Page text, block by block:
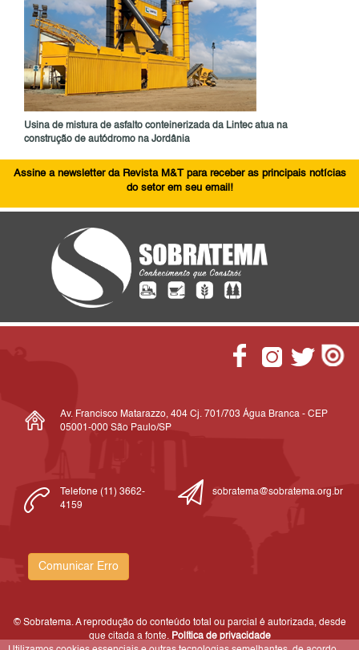
Usina de mistura de asfalto conteinerizada da Lintec atua na
construção de autódromo na Jordânia
Assine a newsletter da Revista M&T para receber as principais notícias
do setor em seu email!
Av. Francisco Matarazzo, 404 Cj. 701/703 Água Branca - CEP
05001-000 São Paulo/SP
Telefone (11) 3662-
4159
sobratema@sobratema.org.br
Comunicar Erro
© Sobratema. A reprodução do conteúdo total ou parcial é autorizada, desde
que citada a fonte. Política de privacidade